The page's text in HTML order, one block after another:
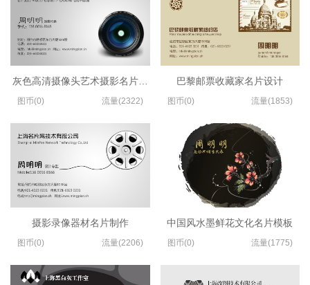
灰色高清摄像头艺术摄影名片制作
图币(0) 流量(2322)
摄影录像器材名片制作
图币(0) 流量(2206)
巴黎邮票收藏家名片设计
图币(0) 流量(1853)
中国风水墨鲜花文化名片模板
图币(0) 流量(1775)